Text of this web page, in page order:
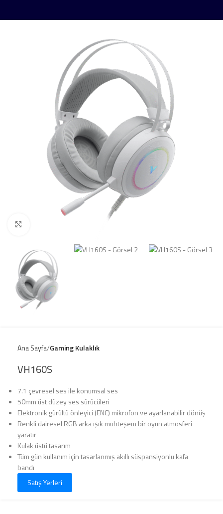
Ana Sayfa Gaming Kulaklık
VH160S
7.1 çevresel ses ile konumsal ses
50mm üst düzey ses sürücüleri
Elektronik gürültü önleyici (ENC) mikrofon ve ayarlanabilir dönüş
Renkli dairesel RGB arka ışık muhteşem bir oyun atmosferi
yaratır
Kulak üstü tasarım
Tüm gün kullanım için tasarlanmış akıllı süspansiyonlu kafa
bandı
Satış Yerleri